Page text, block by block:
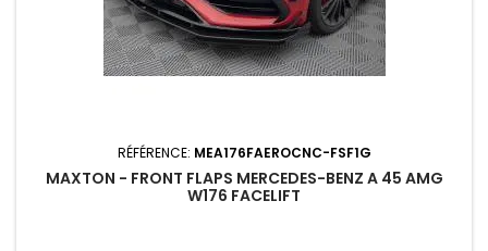
RÉFÉRENCE: MEA176FAEROCNC-FSF1G
MAXTON - FRONT FLAPS MERCEDES-BENZ A 45 AMG
W176 FACELIFT